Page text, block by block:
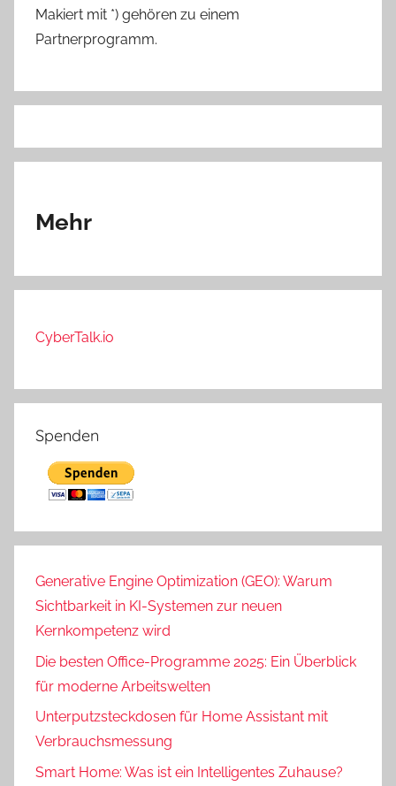
Makiert mit *) gehören zu einem
Partnerprogramm.
Mehr
CyberTalk.io
Spenden
Generative Engine Optimization (GEO): Warum
Sichtbarkeit in KI-Systemen zur neuen
Kernkompetenz wird
Die besten Office-Programme 2025: Ein Überblick
für moderne Arbeitswelten
Unterputzsteckdosen für Home Assistant mit
Verbrauchsmessung
Smart Home: Was ist ein Intelligentes Zuhause?